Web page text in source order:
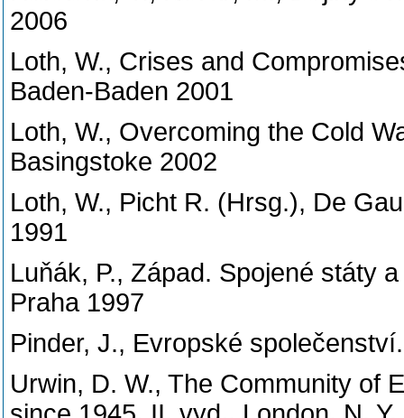
2006
Loth, W., Crises and
Baden-Baden 2001
Loth, W., Overcoming the Cold
Basingstoke 2002
Loth, W., Picht R. (Hrsg.), De
1991
Luňák, P., Západ. Spojené státy
Praha 1997
Pinder, J., Evropské
Urwin, D. W., The Community of